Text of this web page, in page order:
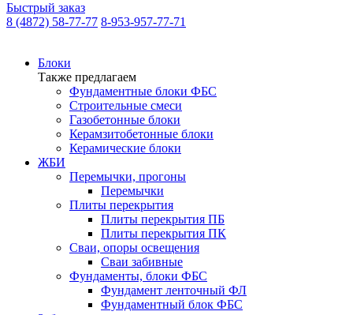
Быстрый заказ
8 (4872) 58-77-77 8-953-957-77-71
Блоки
Также предлагаем
Фундаментные блоки ФБС
Строительные смеси
Газобетонные блоки
Керамзитобетонные блоки
Керамические блоки
ЖБИ
Перемычки, прогоны
Перемычки
Плиты перекрытия
Плиты перекрытия ПБ
Плиты перекрытия ПК
Сваи, опоры освещения
Сваи забивные
Фундаменты, блоки ФБС
Фундамент ленточный ФЛ
Фундаментный блок ФБС